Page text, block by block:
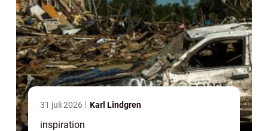
31 juli 2026 Karl Lindgren
inspiration